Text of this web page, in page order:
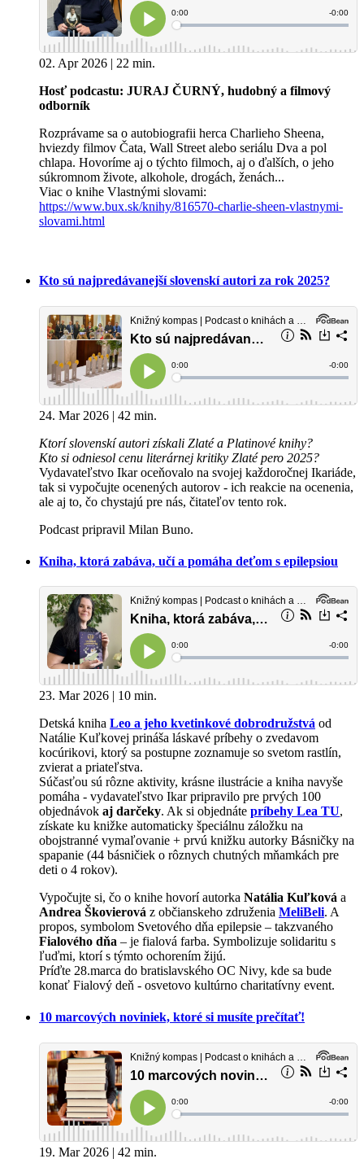
02. Apr 2026 | 22 min.
Hosť podcastu: JURAJ ČURNÝ, hudobný a filmový
odborník
Rozprávame sa o autobiografii herca Charlieho Sheena,
hviezdy filmov Čata, Wall Street alebo seriálu Dva a pol
chlapa. Hovoríme aj o týchto filmoch, aj o ďalších, o jeho
súkromnom živote, alkohole, drogách, ženách...
Viac o knihe Vlastnými slovami:
https://www.bux.sk/knihy/816570-charlie-sheen-vlastnymi-
slovami.html
Kto sú najpredávanejší slovenskí autori za rok 2025?
24. Mar 2026 | 42 min.
Ktorí slovenskí autori získali Zlaté a Platinové knihy?
Kto si odniesol cenu literárnej kritiky Zlaté pero 2025?
Vydavateľstvo Ikar oceňovalo na svojej každoročnej Ikariáde,
tak si vypočujte ocenených autorov - ich reakcie na ocenenia,
ale aj to, čo chystajú pre nás, čitateľov tento rok.
Podcast pripravil Milan Buno.
Kniha, ktorá zabáva, učí a pomáha deťom s epilepsiou
23. Mar 2026 | 10 min.
Detská kniha Leo a jeho kvetinkové dobrodružstvá od
Natálie Kuľkovej prináša láskavé príbehy o zvedavom
kocúrikovi, ktorý sa postupne zoznamuje so svetom rastlín,
zvierat a priateľstva.
Súčasťou sú rôzne aktivity, krásne ilustrácie a kniha navyše
pomáha - vydavateľstvo Ikar pripravilo pre prvých 100
objednávok aj darčeky. Ak si objednáte príbehy Lea TU,
získate ku knižke automaticky špeciálnu záložku na
obojstranné vymaľovanie + prvú knižku autorky Básničky na
spapanie (44 básničiek o rôznych chutných mňamkách pre
deti o 4 rokov).
Vypočujte si, čo o knihe hovorí autorka Natália Kuľková a
Andrea Škovierová z občianskeho združenia MeliBeli. A
propos, symbolom Svetového dňa epilepsie – takzvaného
Fialového dňa – je fialová farba. Symbolizuje solidaritu s
ľuďmi, ktorí s týmto ochorením žijú.
Príďte 28.marca do bratislavského OC Nivy, kde sa bude
konať Fialový deň - osvetovo kultúrno charitatívny event.
10 marcových noviniek, ktoré si musíte prečítať!
19. Mar 2026 | 42 min.